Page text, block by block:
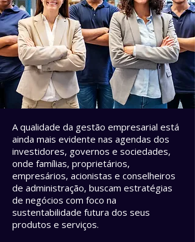
A qualidade da gestão empresarial está
ainda mais evidente nas agendas dos
investidores, governos e sociedades,
onde famílias, proprietários,
empresários, acionistas e conselheiros
de administração, buscam estratégias
de negócios com foco na
sustentabilidade futura dos seus
produtos e serviços.​​​ ​